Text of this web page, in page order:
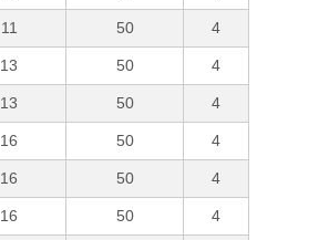
11 50 4
13 50 4
13 50 4
16 50 4
16 50 4
16 50 4